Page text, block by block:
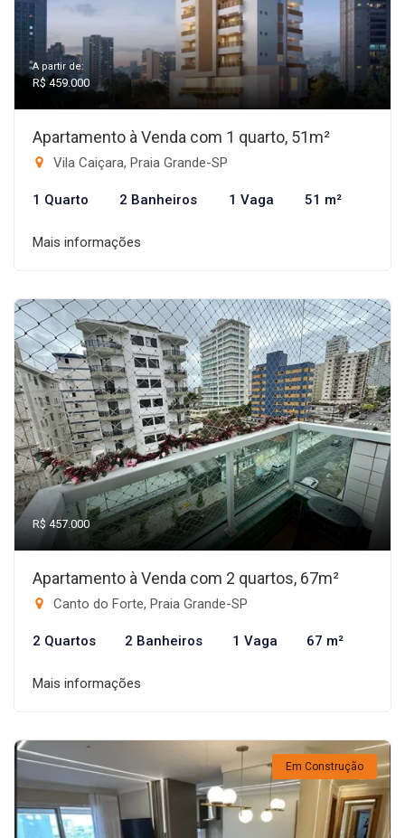
A partir de:
R$ 459.000
Apartamento à Venda com 1 quarto, 51m²
Vila Caiçara, Praia Grande-SP
1 Quarto 2 Banheiros 1 Vaga 51 m²
Mais informações
R$ 457.000
Apartamento à Venda com 2 quartos, 67m²
Canto do Forte, Praia Grande-SP
2 Quartos 2 Banheiros 1 Vaga 67 m²
Mais informações
Em Construção